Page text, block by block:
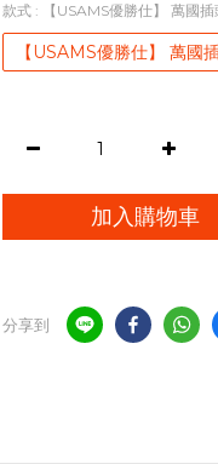
款式 : 【USAMS優勝仕】 萬國
【USAMS優勝仕】 萬國
加入購物車
分享到